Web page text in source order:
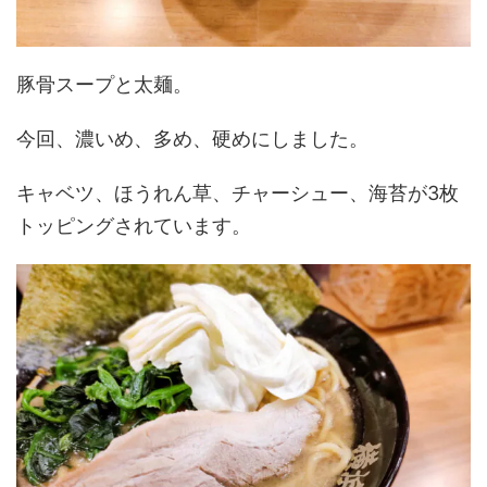
豚骨スープと太麺。
今回、濃いめ、多め、硬めにしました。
キャベツ、ほうれん草、チャーシュー、海苔が3枚
トッピングされています。